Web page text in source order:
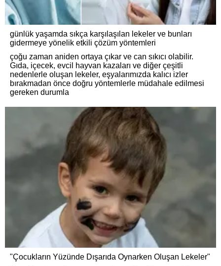
günlük yaşamda sıkça karşılaşılan lekeler ve bunları
gidermeye yönelik etkili çözüm yöntemleri
çoğu zaman aniden ortaya çıkar ve can sıkıcı olabilir.
Gıda, içecek, evcil hayvan kazaları ve diğer çeşitli
nedenlerle oluşan lekeler, eşyalarımızda kalıcı izler
bırakmadan önce doğru yöntemlerle müdahale edilmesi
gereken durumla
"Çocukların Yüzünde Dışarıda Oynarken Oluşan Lekeler"